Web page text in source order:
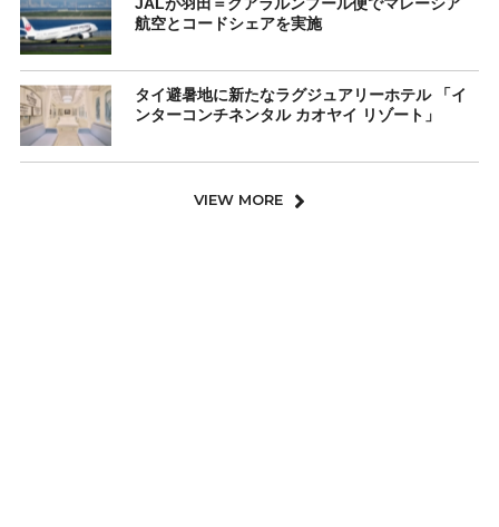
航空とコードシェアを実施
タイ避暑地に新たなラグジュアリーホテル 「イ
ンターコンチネンタル カオヤイ リゾート」
VIEW MORE